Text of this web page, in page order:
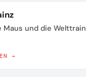
Maus und die
→